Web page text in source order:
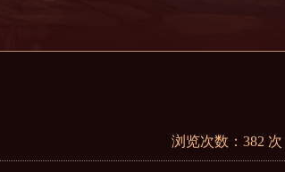
浏览次数：382